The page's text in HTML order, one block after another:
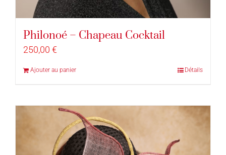
Philonoé – Chapeau Cocktail
250,00 €
Ajouter au panier Détails